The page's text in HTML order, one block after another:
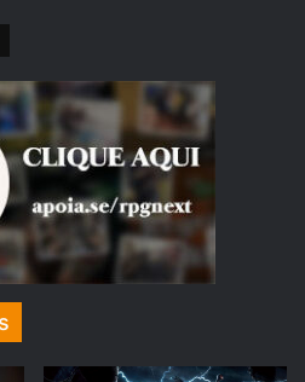
APOIARAM O RPG NEXT –